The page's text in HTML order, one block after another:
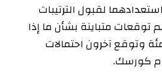
لقبول الترتيبات
متباينة بشأن ما إذا
يمكن أن تنجح، حيث قدر البعض الاحتمالات بنسبة 20 بالمئة وتوقع آخرون احتمالات
كورسك.